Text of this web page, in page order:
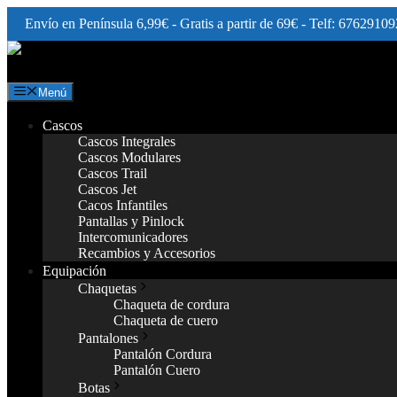
Envío en Península 6,99€ - Gratis a partir de 69€ - Telf:
Saltar
contenido
Menú
Cascos
Cascos Integrales
Cascos Modulares
Cascos Trail
Cascos Jet
Cacos Infantiles
Pantallas y Pinlock
Intercomunicadores
Recambios y Accesorios
Equipación
Chaquetas
Chaqueta de cordura
Chaqueta de cuero
Pantalones
Pantalón Cordura
Pantalón Cuero
Botas